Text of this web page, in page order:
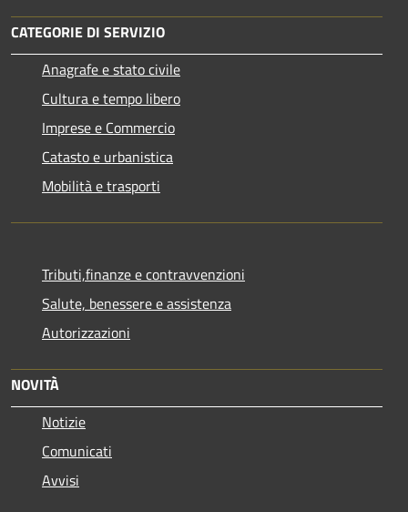
CATEGORIE DI SERVIZIO
Anagrafe e stato civile
Cultura e tempo libero
Imprese e Commercio
Catasto e urbanistica
Mobilità e trasporti
Tributi,finanze e contravvenzioni
Salute, benessere e assistenza
Autorizzazioni
NOVITÀ
Notizie
Comunicati
Avvisi